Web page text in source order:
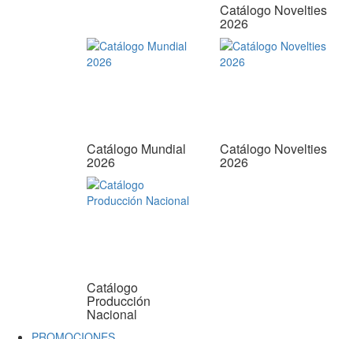
Catálogo Novelties
2026
Catálogo Mundial
2026
Catálogo Novelties
2026
Catálogo
Producción
Nacional